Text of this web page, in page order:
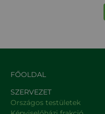
FŐOLDAL
SZERVEZET
Országos testületek